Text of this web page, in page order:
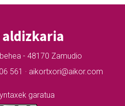
- 48170 Zamudio
561 · aikortxori@aikor.com
garatua